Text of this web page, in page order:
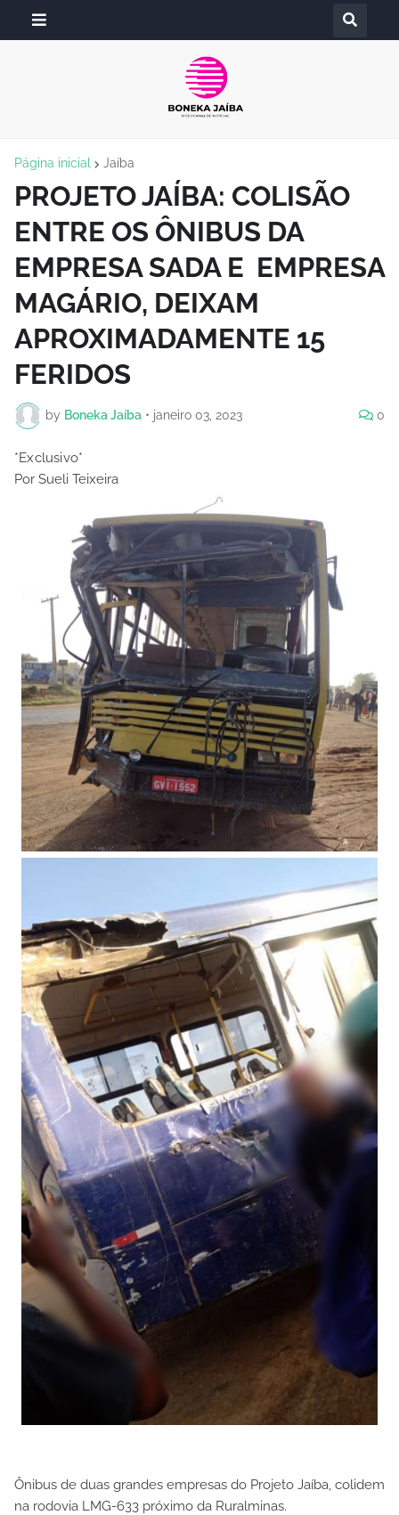
Página inicial Jaíba
PROJETO JAÍBA: COLISÃO
ENTRE OS ÔNIBUS DA
EMPRESA SADA E EMPRESA
MAGÁRIO, DEIXAM
APROXIMADAMENTE 15
FERIDOS
by Boneka Jaíba • janeiro 03, 2023 0
*Exclusivo*
Por Sueli Teixeira
Ônibus de duas grandes empresas do Projeto Jaíba, colidem
na rodovia LMG-633 próximo da Ruralminas.